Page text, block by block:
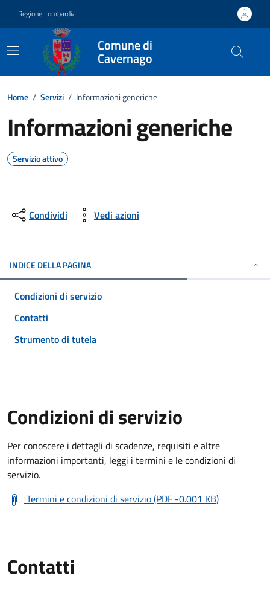
Regione Lombardia
Comune di
Cavernago
Home / Servizi / Informazioni generiche
Informazioni generiche
Servizio attivo
Condividi Vedi azioni
INDICE DELLA PAGINA
Condizioni di servizio
Contatti
Strumento di tutela
Condizioni di servizio
Per conoscere i dettagli di scadenze, requisiti e altre
informazioni importanti, leggi i termini e le condizioni di
servizio.
Termini e condizioni di servizio (PDF -0.001 KB)
Contatti